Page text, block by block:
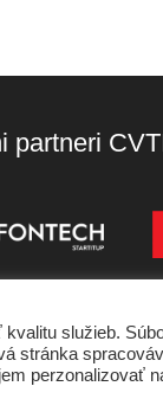
partneri
Štatút súťaží
služieb.
stránka
perzonalizovať